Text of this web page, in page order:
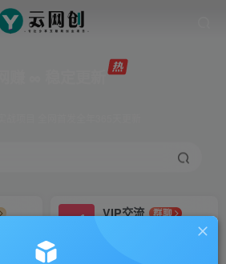
VIP交流
群聊
研究探讨更多创业项目路子。